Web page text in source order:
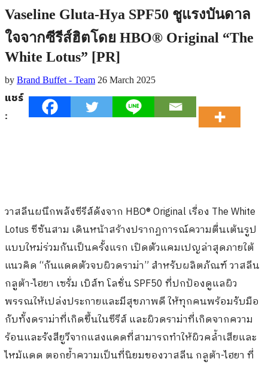
Vaseline Gluta-Hya SPF50 ชูแรงบันดาล
ใจจากซีรีส์ฮิตโดย HBO® Original “The
White Lotus” [PR]
by Brand Buffet - Team 26 March 2025
แชร์
:
วาสลีนผนึกพลังซีรีส์ดังจาก HBO® Original เรื่อง The White
Lotus ซีซันสาม เดินหน้าสร้างปรากฏการณ์ความตื่นเต้นรูป
แบบใหม่ร่วมกันเป็นครั้งแรก เปิดตัวแคมเปญล่าสุดภายใต้
แนวคิด “กันแดดตัวจบผิวดราม่า” สำหรับผลิตภัณฑ์ วาสลีน
กลูต้า-ไฮยา เซรั่ม เบิส์ท โลชั่น SPF50 ที่ปกป้องดูแลผิว
พรรณให้เปล่งประกายและมีสุขภาพดี ให้ทุกคนพร้อมรับมือ
กับทั้งดราม่าที่เกิดขึ้นในซีรีส์ และผิวดราม่าที่เกิดจากความ
ร้อนและรังสียูวีจากแสงแดดที่สามารถทำให้ผิวคล้ำเสียและ
ไหม้แดด ตอกย้ำความเป็นที่นิยมของวาสลีน กลูต้า-ไฮยา ที่